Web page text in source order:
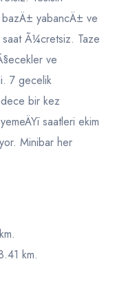
bazÄ± yabancÄ± ve
Ã¼cretsiz. Taze
ve
7 gecelik
bir kez
saatleri ekim
Minibar her
km.